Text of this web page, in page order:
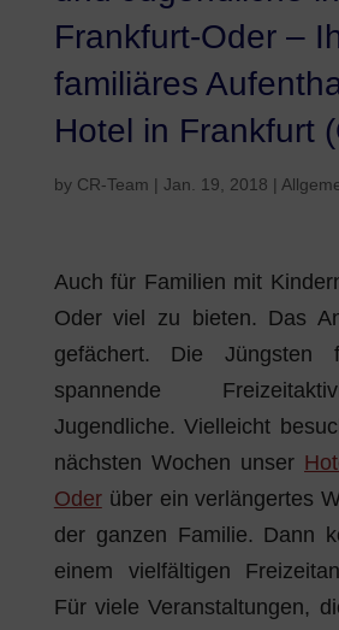
Frankfurt-Oder –
familiäres
Hotel in Frankfurt
by CR-Team | Jan. 19, 2018 |
Auch für Familien mit
Oder viel zu bieten. Das
gefächert. Die Jüngsten
spannende
Jugendliche. Vielleicht
nächsten Wochen unser
Oderüber ein verlängertes
der ganzen Familie. Dann
einem vielfältigen
Für viele Veranstaltungen,